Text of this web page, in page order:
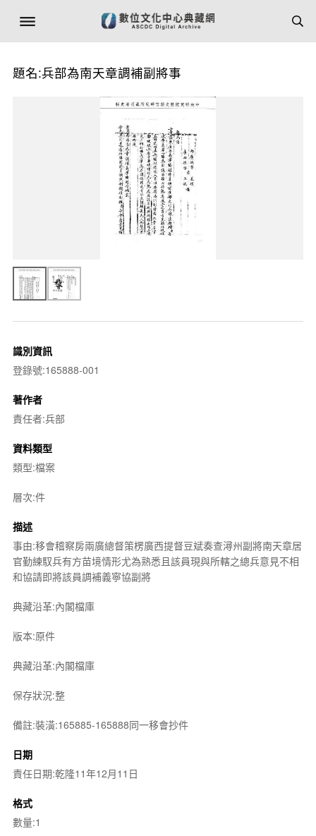
題名:兵部為南天章調補副將事
識別資訊
登錄號:165888-001
著作者
責任者:兵部
資料類型
類型:檔案
層次:件
描述
事由:移會稽察房兩廣總督策楞廣西提督豆斌奏查潯州副將南天章居
官勤練馭兵有方苗境情形尤為熟悉且該員現與所轄之總兵意見不相
和協請即將該員調補義寧協副將
典藏沿革:內閣檔庫
版本:原件
典藏沿革:內閣檔庫
保存狀況:整
備註:裝潢:165885-165888同一移會抄件
日期
責任日期:乾隆11年12月11日
格式
數量:1